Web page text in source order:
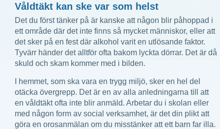
Våldtäkt kan ske var som helst
Det du först tänker på är kanske att någon blir påhoppad i
ett område där det inte finns så mycket människor, eller att
det sker på en fest där alkohol varit en utlösande faktor.
Tyvärr händer det alltför ofta bakom lyckta dörrar. Det är då
skuld och skam kommer med i bilden.
I hemmet, som ska vara en trygg miljö, sker en hel del
otäcka övergrepp. Det är en av alla anledningarna till att
en våldtäkt ofta inte blir anmäld. Arbetar du i skolan eller
med någon form av social verksamhet, är det din plikt att
göra en orosanmälan om du misstänker att ett barn far illa.